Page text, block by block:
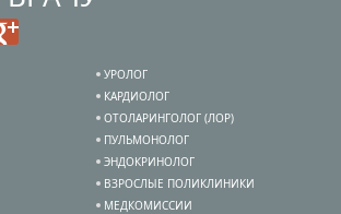
УРОЛОГ
КАРДИОЛОГ
ОТОЛАРИНГОЛОГ (ЛОР)
ПУЛЬМОНОЛОГ
ЭНДОКРИНОЛОГ
ВЗРОСЛЫЕ ПОЛИКЛИНИКИ
МЕДКОМИССИИ